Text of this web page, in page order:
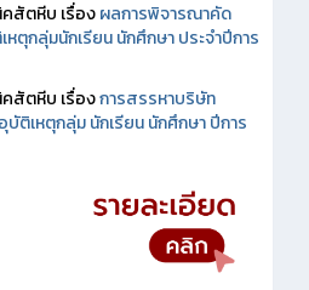
คสัตหีบ เรื่องผลการพิจารณาคัด
ตุกลุ่มนักเรียน นักศึกษา ประจำปีการ
คสัตหีบ เรื่องการสรรหาบริษัท
ติเหตุกลุ่ม นักเรียน นักศึกษา ปีการ